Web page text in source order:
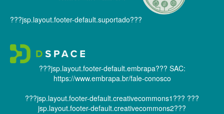
???jsp.layout.footer-default.suportado???
???jsp.layout.footer-default.embrapa??? SAC:
https://www.embrapa.br/fale-conosco
???jsp.layout.footer-default.creativecommons1??? ???
jsp.layout.footer-default.creativecommons2???